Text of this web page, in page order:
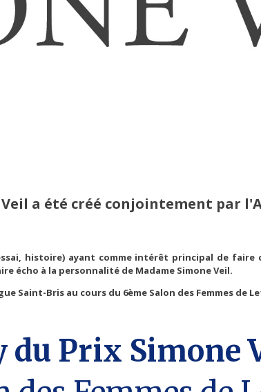
Veil a été créé conjointement par
histoire) ayant comme intérêt principal de
écho à la personnalité de Madame Simone Veil.
Saint-Bris au cours du 6ème Salon des Femmes de
du Prix Simone